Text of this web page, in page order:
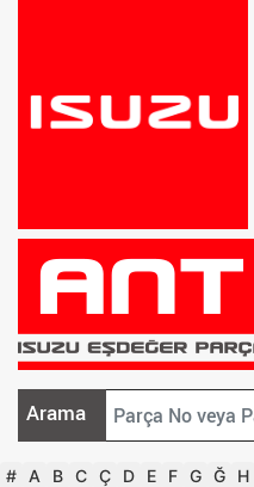
Arama
# A B C Ç D E F G Ğ H